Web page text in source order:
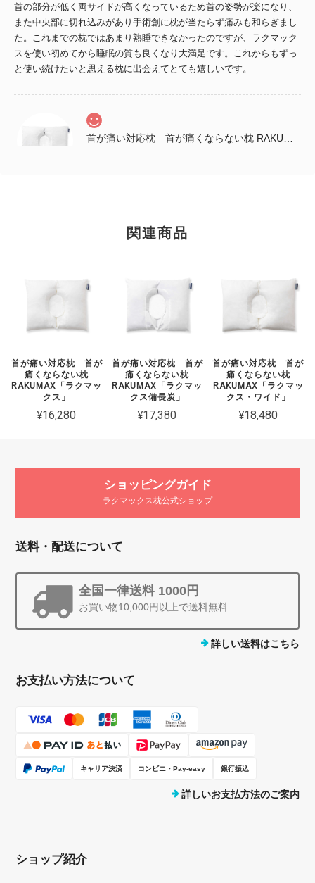
首の部分が低く両サイドが高くなっているため首の姿勢が楽になり、
また中央部に切れ込みがあり手術創に枕が当たらず痛みも和らぎまし
た。これまでの枕ではあまり熟睡できなかったのですが、ラクマック
スを使い初めてから睡眠の質も良くなり大満足です。これからもずっ
と使い続けたいと思える枕に出会えてとても嬉しいです。
まだ痛みがあるようですが、 肩がすごく楽になっているそうです。
関連商品
首が痛い対応枕 首が
痛くならない枕
RAKUMAX「ラクマッ
クス」
¥16,280
首が痛い対応枕 首が
痛くならない枕
RAKUMAX「ラクマッ
クス備長炭」
¥17,380
首が痛い対応枕 首が
痛くならない枕
RAKUMAX「ラクマッ
クス・ワイド」
¥18,480
ショッピングガイド
ラクマックス枕公式ショップ
送料・配送について
全国一律送料 1000円
お買い物10,000円以上で送料無料
詳しい送料はこちら
お支払い方法について
キャリア決済 コンビニ・Pay-easy 銀行振込
詳しいお支払方法のご案内
ショップ紹介